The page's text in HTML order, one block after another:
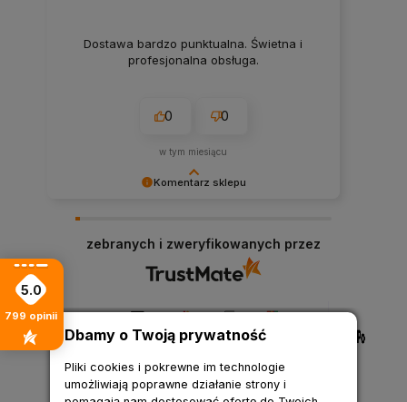
Komentarz sklepu
Dostawa bardzo punktualna. Świetna i
profesjonalna obsługa.
0 0
w tym miesiącu
zebranych i zweryfikowanych przez
5.0
799 opinii
Dbamy o Twoją prywatność
Pliki cookies i pokrewne im technologie
umożliwiają poprawne działanie strony i